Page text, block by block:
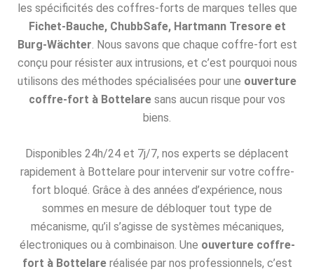
les spécificités des coffres-forts de marques telles que
Fichet-Bauche, ChubbSafe, Hartmann Tresore et
Burg-Wächter . Nous savons que chaque coffre-fort est
conçu pour résister aux intrusions, et c’est pourquoi nous
utilisons des méthodes spécialisées pour une ouverture
coffre-fort à Bottelare sans aucun risque pour vos
biens.
Disponibles 24h/24 et 7j/7, nos experts se déplacent
rapidement à Bottelare pour intervenir sur votre coffre-
fort bloqué. Grâce à des années d’expérience, nous
sommes en mesure de débloquer tout type de
mécanisme, qu’il s’agisse de systèmes mécaniques,
électroniques ou à combinaison. Une ouverture coffre-
fort à Bottelareréalisée par nos professionnels, c’est